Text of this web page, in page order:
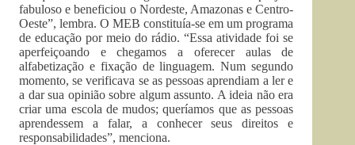
fabuloso e beneficiou o Nordeste, Amazonas e Centro-
Oeste”, lembra. O MEB constituía-se em um programa
de educação por meio do rádio. “Essa atividade foi se
aperfeiçoando e chegamos a oferecer aulas de
alfabetização e fixação de linguagem. Num segundo
momento, se verificava se as pessoas aprendiam a ler e
a dar sua opinião sobre algum assunto. A ideia não era
criar uma escola de mudos; queríamos que as pessoas
aprendessem a falar, a conhecer seus direitos e
responsabilidades”, menciona.